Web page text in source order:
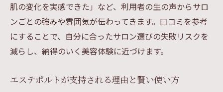
肌の変化を実感できた」など、利用者の生の声からサロ
ンごとの強みや雰囲気が伝わってきます。口コミを参考
にすることで、自分に合ったサロン選びの失敗リスクを
減らし、納得のいく美容体験に近づけます。
エステポルトが支持される理由と賢い使い方